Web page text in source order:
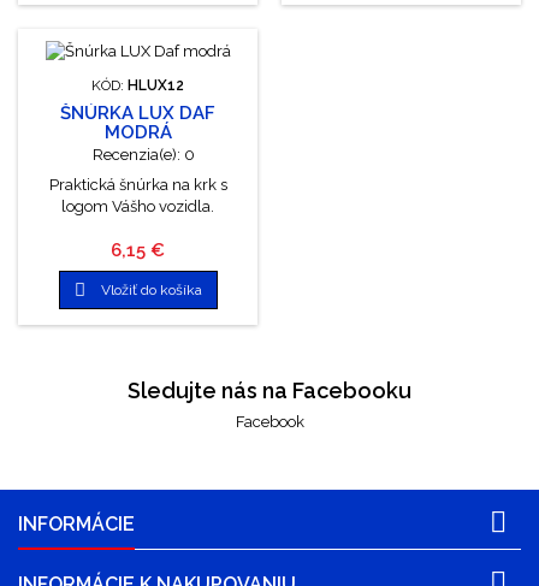
KÓD: HLUX12
ŠNÚRKA LUX DAF
MODRÁ
Recenzia(e): 0
Praktická šnúrka na krk s
logom Vášho vozidla.
Cena
6,15 €
 Vložiť do košíka
Sledujte nás na Facebooku
Facebook
INFORMÁCIE 